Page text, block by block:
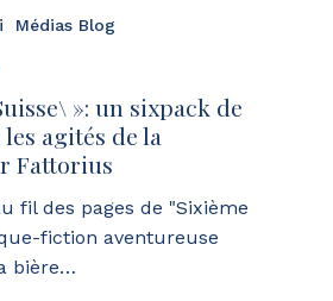
Médias Blog
»: un sixpack de
agités de la
Fattorius
fil des pages de "Sixième
fiction aventureuse
bière…